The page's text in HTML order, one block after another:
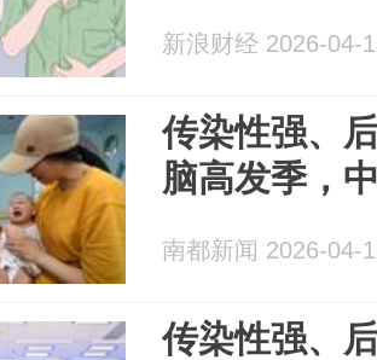
新浪财经 2026-04-
传染性强、
脑高发季，
南都新闻 2026-04-
传染性强、